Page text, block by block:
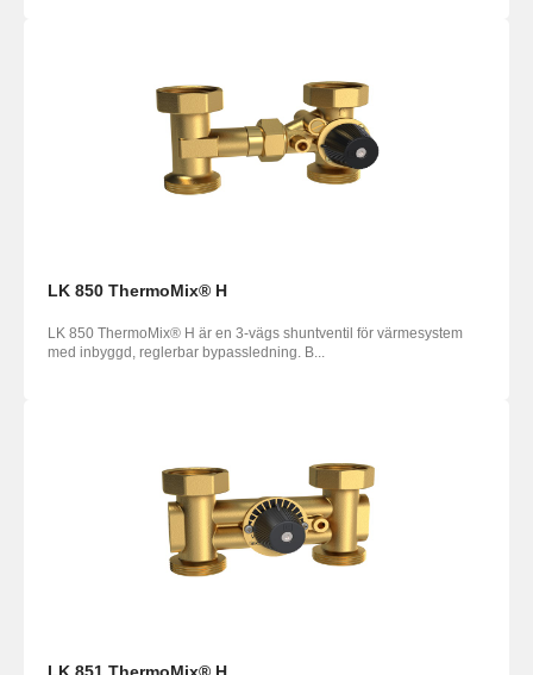
LK 850 ThermoMix® H
LK 850 ThermoMix® H är en 3-vägs shuntventil för värmesystem
med inbyggd, reglerbar bypassledning. B...